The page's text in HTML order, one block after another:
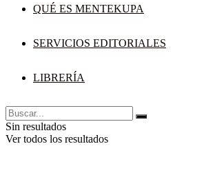
QUÉ ES MENTEKUPA
SERVICIOS EDITORIALES
LIBRERÍA
Sin resultados
Ver todos los resultados